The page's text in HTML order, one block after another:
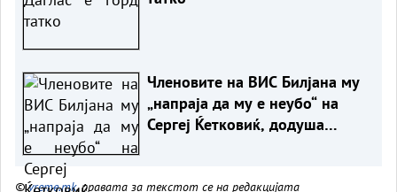
Членовите на ВИС Билјана му
„напраја да му е неубо“ на
Сергеј Ќетковиќ, додуша
©vreme.mk, правата за текстот се на редакцијата